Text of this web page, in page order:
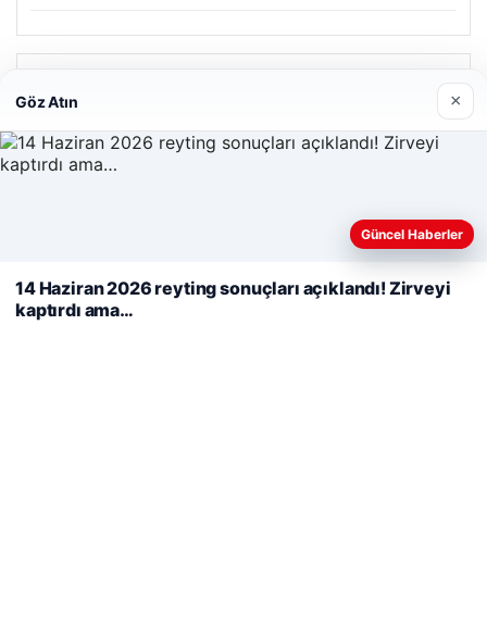
Web sitemizi nasıl kullandığınızı daha iyi anlayabilmek,
kullanıyoruz.Çerez Politikamız
Reddet
Göz Atın ×
Güncel Haberler
14 Haziran 2026 reyting sonuçları açıklandı! Zirveyi
kaptırdı ama…